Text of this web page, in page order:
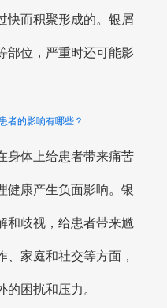
快而积聚形成的。银屑
部位，严重时还可能影
者的影响有哪些？
体上给患者带来痛苦
健康产生负面影响。银
和歧视，给患者带来尴
、家庭和社交等方面，
困扰和压力。